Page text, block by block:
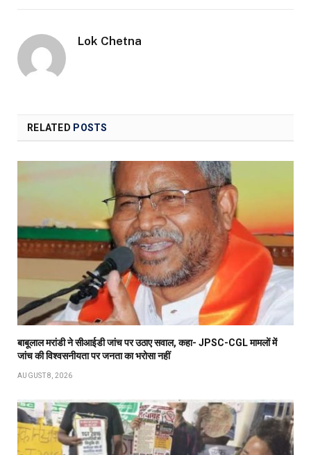
Lok Chetna
RELATED POSTS
बाबूलाल मरांडी ने सीआईडी जांच पर उठाए सवाल, कहा- JPSC-CGL मामलों में
जांच की विश्वसनीयता पर जनता का भरोसा नहीं
AUGUST 8, 2026